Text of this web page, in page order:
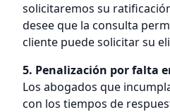
solicitaremos su
desee que la consulta
cliente puede solicitar su
5. Penalización por falta
Los abogados que
con los tiempos de